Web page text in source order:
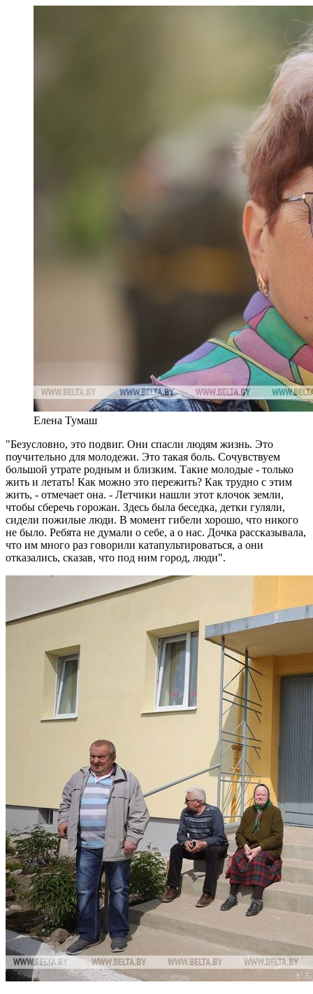
Елена Тумаш
"Безусловно, это подвиг. Они спасли людям жизнь. Это
поучительно для молодежи. Это такая боль. Сочувствуем
большой утрате родным и близким. Такие молодые - только
жить и летать! Как можно это пережить? Как трудно с этим
жить, - отмечает она. - Летчики нашли этот клочок земли,
чтобы сберечь горожан. Здесь была беседка, детки гуляли,
сидели пожилые люди. В момент гибели хорошо, что никого
не было. Ребята не думали о себе, а о нас. Дочка рассказывала,
что им много раз говорили катапультироваться, а они
отказались, сказав, что под ним город, люди".